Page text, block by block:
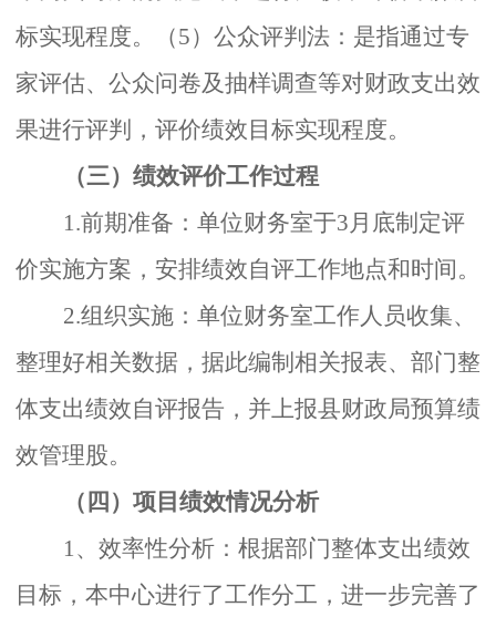
标实现程度。（5）公众评判法：是指通过专
家评估、公众问卷及抽样调查等对财政支出效
果进行评判，评价绩效目标实现程度。
（三）绩效评价工作过程
1.前期准备：单位财务室于3月底制定评
价实施方案，安排绩效自评工作地点和时间。
2.组织实施：单位财务室工作人员收集、
整理好相关数据，据此编制相关报表、部门整
体支出绩效自评报告，并上报县财政局预算绩
效管理股。
（四）项目绩效情况分析
1、效率性分析：根据部门整体支出绩效
目标，本中心进行了工作分工，进一步完善了